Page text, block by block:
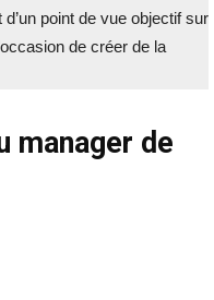
point de vue objectif sur
de créer de la
manager de